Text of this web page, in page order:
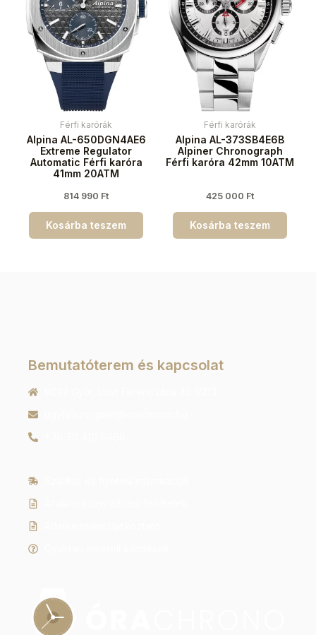
Férfi karórák
Alpina AL-650DGN4AE6
Extreme Regulator
Automatic Férfi karóra
41mm 20ATM
814 990 Ft
Kosárba teszem
Férfi karórák
Alpina AL-373SB4E6B
Alpiner Chronograph
Férfi karóra 42mm 10ATM
425 000 Ft
Kosárba teszem
Bemutatóterem és kapcsolat